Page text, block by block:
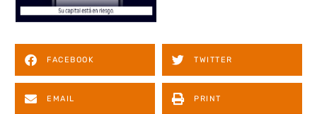
FACEBOOK TWITTER
EMAIL PRINT